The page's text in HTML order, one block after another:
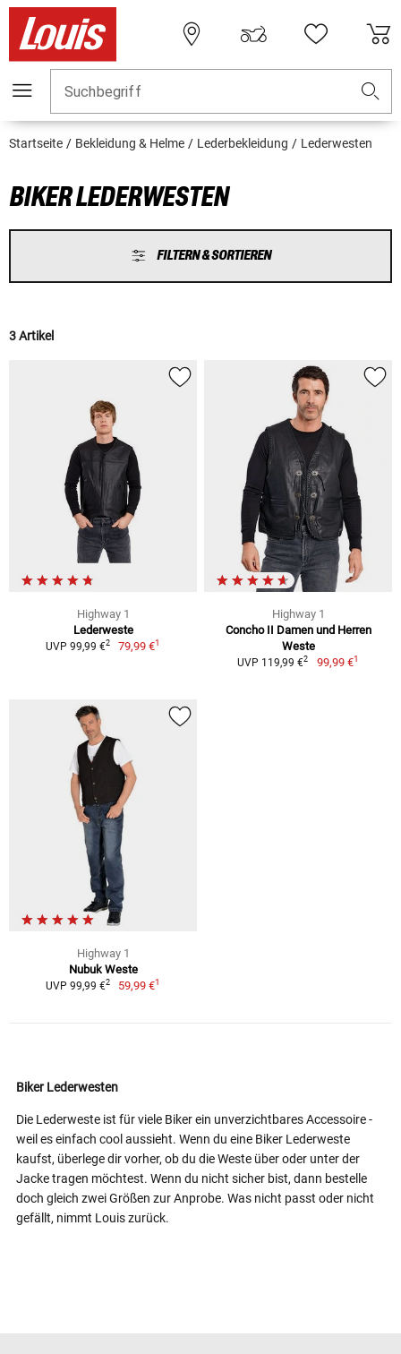
Suchbegriff
Startseite Bekleidung & Helme Lederbekleidung Lederwesten
BIKER LEDERWESTEN
FILTERN & SORTIEREN
3 Artikel
Highway 1
Lederweste
UVP 99,99 €2 79,99 €1
Highway 1
Concho II Damen und Herren
Weste
UVP 119,99 €2 99,99 €1
Highway 1
Nubuk Weste
UVP 99,99 €2 59,99 €1
Biker Lederwesten
Die Lederweste ist für viele Biker ein unverzichtbares Accessoire -
weil es einfach cool aussieht. Wenn du eine Biker Lederweste
kaufst, überlege dir vorher, ob du die Weste über oder unter der
Jacke tragen möchtest. Wenn du nicht sicher bist, dann bestelle
doch gleich zwei Größen zur Anprobe. Was nicht passt oder nicht
gefällt, nimmt Louis zurück.